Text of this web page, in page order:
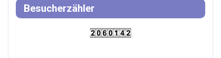
Besucherzähler